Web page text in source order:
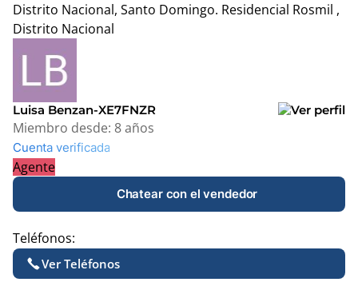
Distrito Nacional, Santo Domingo. Residencial Rosmil ,
Distrito Nacional
−
Luisa Benzan-XE7FNZR
Miembro desde: 8 años
Cuenta verificada
Agente
Chatear con el vendedor
Teléfonos:
Ver Teléfonos